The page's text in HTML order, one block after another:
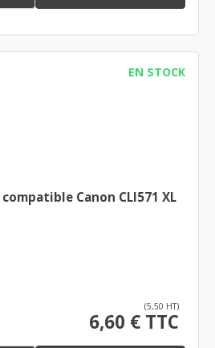
EN STOCK
Canon CLI571 XL
(5,50 HT)
6,60 € TTC